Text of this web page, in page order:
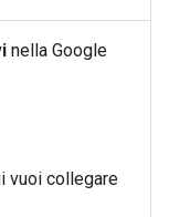
nella Google
vuoi collegare